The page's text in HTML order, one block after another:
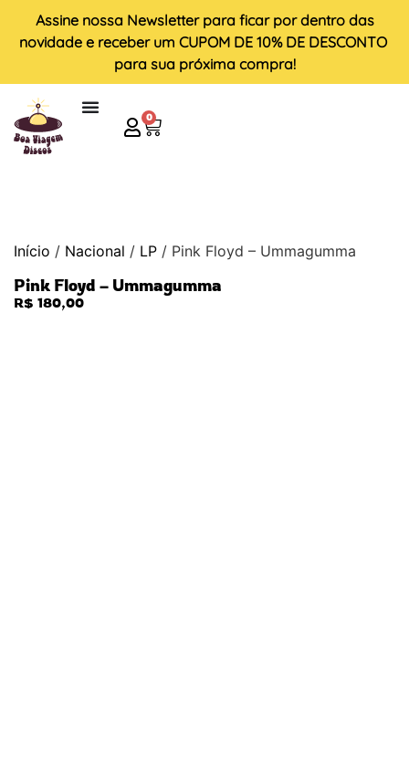
Assine nossa Newsletter para ficar por dentro das
novidade e receber um CUPOM DE 10% DE DESCONTO
para sua próxima compra!
0
Início / Nacional / LP / Pink Floyd – Ummagumma
Pink Floyd – Ummagumma
R$ 180,00